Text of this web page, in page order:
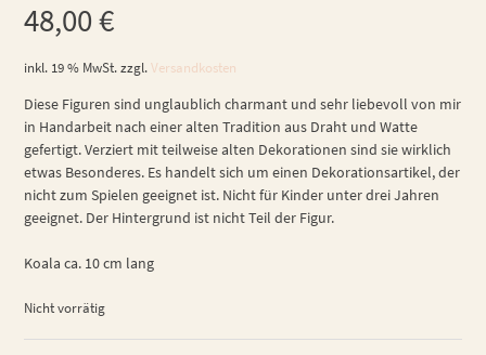
48,00€
inkl. 19 % MwSt. zzgl.Versandkosten
Diese Figuren sind unglaublich charmant und sehr liebevoll von mir
in Handarbeit nach einer alten Tradition aus Draht und Watte
gefertigt. Verziert mit teilweise alten Dekorationen sind sie wirklich
etwas Besonderes. Es handelt sich um einen Dekorationsartikel, der
nicht zum Spielen geeignet ist. Nicht für Kinder unter drei Jahren
geeignet. Der Hintergrund ist nicht Teil der Figur.
Koala ca. 10 cm lang
Nicht vorrätig